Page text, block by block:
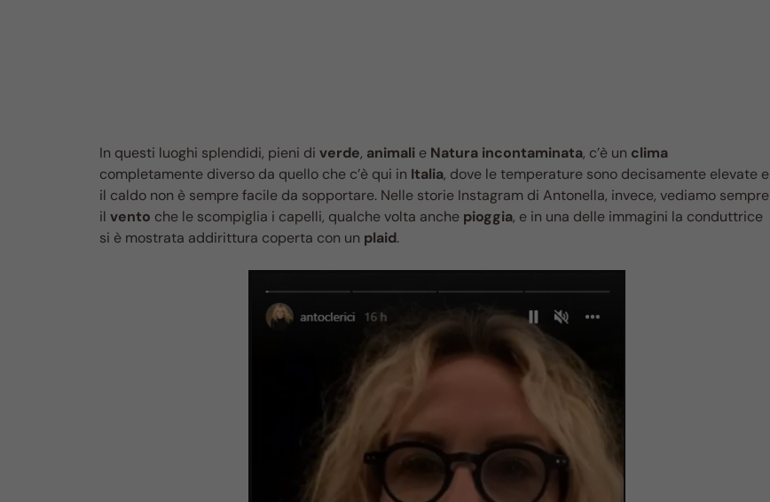
In questi luoghi splendidi, pieni di verde, animali e Natura incontaminata, c’è un clima
completamente diverso da quello che c’è qui in Italia, dove le temperature sono decisamente elevate e
il caldo non è sempre facile da sopportare. Nelle storie Instagram di Antonella, invece, vediamo sempre
il vento che le scompiglia i capelli, qualche volta anche pioggia, e in una delle immagini la conduttrice
si è mostrata addirittura coperta con un plaid.